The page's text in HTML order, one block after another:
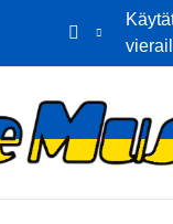
Etusivu Kalenteri